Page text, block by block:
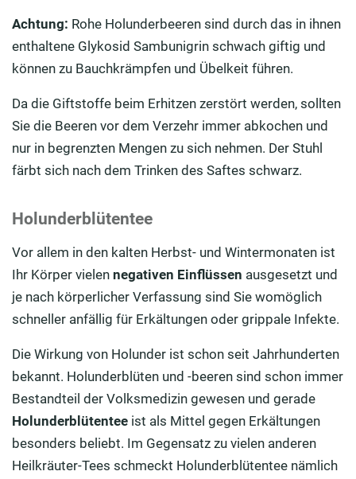
Achtung: Rohe Holunderbeeren sind durch das in ihnen
enthaltene Glykosid Sambunigrin schwach giftig und
können zu Bauchkrämpfen und Übelkeit führen.
Da die Giftstoffe beim Erhitzen zerstört werden, sollten
Sie die Beeren vor dem Verzehr immer abkochen und
nur in begrenzten Mengen zu sich nehmen. Der Stuhl
färbt sich nach dem Trinken des Saftes schwarz.
Holunderblütentee
Vor allem in den kalten Herbst- und Wintermonaten ist
Ihr Körper vielen negativen Einflüssen ausgesetzt und
je nach körperlicher Verfassung sind Sie womöglich
schneller anfällig für Erkältungen oder grippale Infekte.
Die Wirkung von Holunder ist schon seit Jahrhunderten
bekannt. Holunderblüten und -beeren sind schon immer
Bestandteil der Volksmedizin gewesen und gerade
Holunderblütentee ist als Mittel gegen Erkältungen
besonders beliebt. Im Gegensatz zu vielen anderen
Heilkräuter-Tees schmeckt Holunderblütentee nämlich